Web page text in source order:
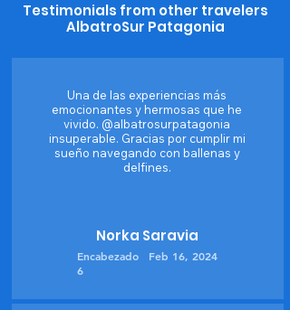
Testimonials from other travelers
AlbatroSur Patagonia
Una de las experiencias más
emocionantes y hermosas que he
vivido. @albatrosurpatagonia
insuperable. Gracias por cumplir mi
sueño navegando con ballenas y
delfines.
Norka Saravia
Encabezado
6
Feb 16, 2024